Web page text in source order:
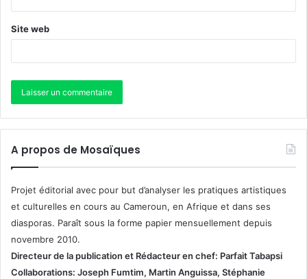
Site web
A propos de Mosaïques
Projet éditorial avec pour but d’analyser les pratiques artistiques
et culturelles en cours au Cameroun, en Afrique et dans ses
diasporas. Paraît sous la forme papier mensuellement depuis
novembre 2010.
Directeur de la publication et Rédacteur en chef: Parfait Tabapsi
Collaborations: Joseph Fumtim, Martin Anguissa, Stéphanie